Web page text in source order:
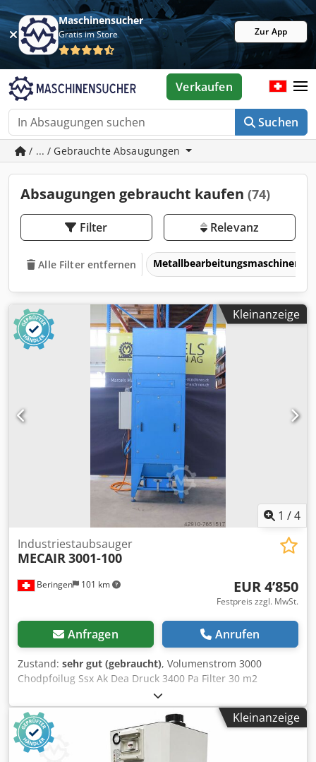
Maschinensucher
Gratis im Store Zur App
Suchen
Verkaufen
/ ... / Gebrauchte Absaugungen
Absaugungen gebraucht kaufen (74)
Filter Relevanz
Alle Filter entfernen Metallbearbeitungsmaschinen
Kleinanzeige
1 /4
Beringen 101 km
Industriestaubsauger
MECAIR3001-100
EUR 4’850
Festpreis zzgl. MwSt.
Anfragen Anrufen
Zustand: sehr gut (gebraucht), Volumenstrom 3000
Chodpfoilug Ssx Ak Dea Druck 3400 Pa Filter 30 m2
Kleinanzeige